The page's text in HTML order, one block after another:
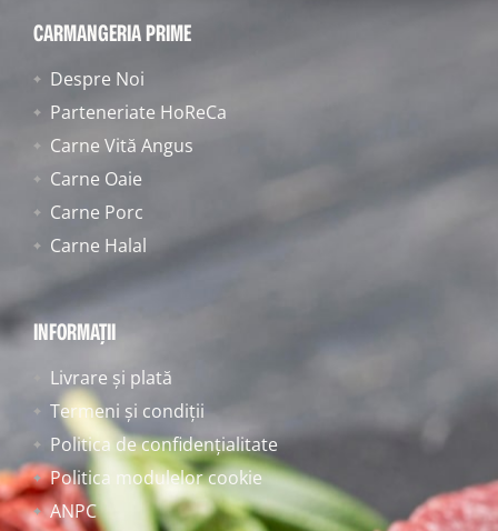
CARMANGERIA PRIME
Despre Noi
Parteneriate HoReCa
Carne Vită Angus
Carne Oaie
Carne Porc
Carne Halal
INFORMAȚII
Livrare și plată
Termeni și condiții
Politica de confidențialitate
Politica modulelor cookie
ANPC